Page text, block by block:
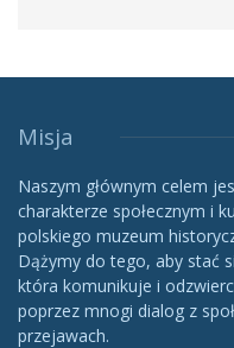
Misja
Naszym głównym celem
charakterze społecznym i
polskiego muzeum
Dążymy do tego, aby stać
która komunikuje i
poprzez mnogi dialog z
przejawach.